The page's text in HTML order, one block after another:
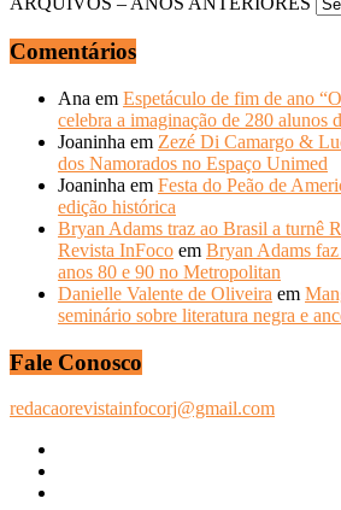
Comentários
Ana em Espetáculo de fim de ano
celebra a imaginação de 280 alunos
Joaninha em Zezé Di Camargo &
dos Namorados no Espaço Unimed
Joaninha em Festa do Peão de
edição histórica
Bryan Adams traz ao Brasil a turnê
Revista InFoco em Bryan Adams
anos 80 e 90 no Metropolitan
Danielle Valente de Oliveira em
seminário sobre literatura negra e
Fale Conosco
redacaorevistainfocorj@gmail.com